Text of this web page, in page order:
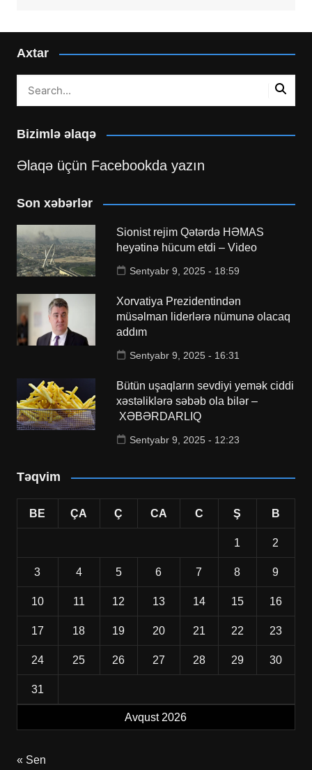
Axtar
Bizimlə əlaqə
Əlaqə üçün Facebookda yazın
Son xəbərlər
Sionist rejim Qətərdə HƏMAS
heyətinə hücum etdi – Video
Sentyabr 9, 2025 - 18:59
Xorvatiya Prezidentindən
müsəlman liderlərə nümunə olacaq
addım
Sentyabr 9, 2025 - 16:31
Bütün uşaqların sevdiyi yemək ciddi
xəstəliklərə səbəb ola bilər –
XƏBƏRDARLIQ
Sentyabr 9, 2025 - 12:23
Təqvim
Avqust 2026
BE ÇA Ç CA C Ş B
1 2
3 4 5 6 7 8 9
10 11 12 13 14 15 16
17 18 19 20 21 22 23
24 25 26 27 28 29 30
31
« Sen